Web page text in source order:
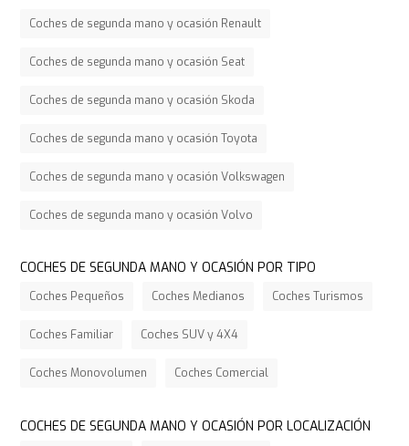
Coches de segunda mano y ocasión Renault
Coches de segunda mano y ocasión Seat
Coches de segunda mano y ocasión Skoda
Coches de segunda mano y ocasión Toyota
Coches de segunda mano y ocasión Volkswagen
Coches de segunda mano y ocasión Volvo
COCHES DE SEGUNDA MANO Y OCASIÓN POR TIPO
Coches Pequeños Coches Medianos Coches Turismos
Coches Familiar Coches SUV y 4X4
Coches Monovolumen Coches Comercial
COCHES DE SEGUNDA MANO Y OCASIÓN POR LOCALIZACIÓN